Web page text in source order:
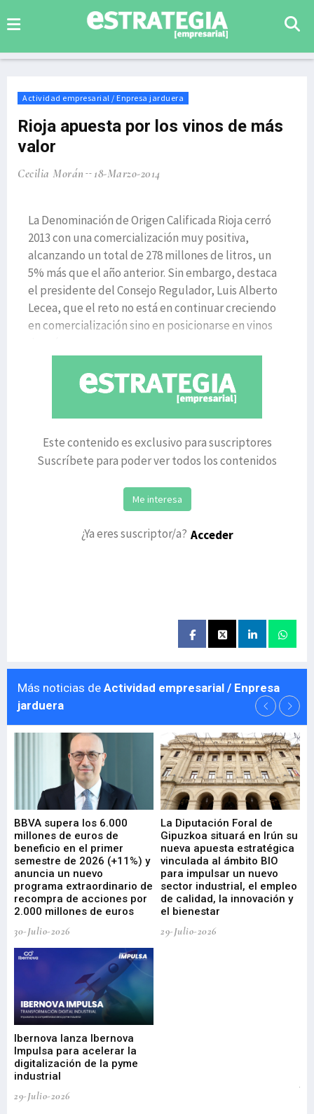
Actividad empresarial / Enpresa jarduera
Rioja apuesta por los vinos de más
valor
Cecilia Morán 18-Marzo-2014
La Denominación de Origen Calificada Rioja cerró
2013 con una comercialización muy positiva,
alcanzando un total de 278 millones de litros, un
5% más que el año anterior. Sin embargo, destaca
el presidente del Consejo Regulador, Luis Alberto
Lecea, que el reto no está en continuar creciendo
en comercialización sino en posicionarse en vinos
Este contenido es exclusivo para suscriptores
Suscríbete para poder ver todos los contenidos
Me interesa
¿Ya eres suscriptor/a? Acceder
Más noticias de Actividad empresarial / Enpresa
jarduera
BBVA supera los 6.000
millones de euros de
beneficio en el primer
semestre de 2026 (+11%) y
anuncia un nuevo
programa extraordinario de
recompra de acciones por
2.000 millones de euros
30-Julio-2026
La Diputación Foral de
Gipuzkoa situará en Irún su
nueva apuesta estratégica
vinculada al ámbito BIO
para impulsar un nuevo
sector industrial, el empleo
de calidad, la innovación y
el bienestar
29-Julio-2026
Ibernova lanza Ibernova
Impulsa para acelerar la
digitalización de la pyme
industrial
29-Julio-2026